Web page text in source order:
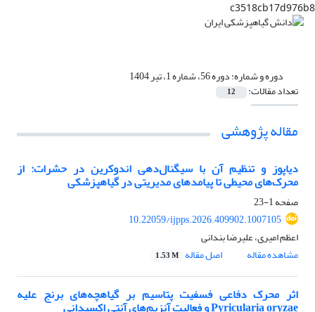
c3518cb17d976b8
دوره و شماره:دوره 56، شماره 1، تیر 1404
تعداد مقالات: 12
مقاله پژوهشی
دیاپوز و تنظیم آن با سیگنال‌دهی اندوکرین در حشرات: از
محرک‌های محیطی تا پیامدهای مدیریتی در گیاهپزشکی
صفحه1-23
10.22059/ijpps.2026.409902.1007105
اعظم امیری، علیرضا بندانی
مشاهده مقاله
اصل مقاله 1.53 M
اثر محرک دفاعی فسفیت پتاسیم بر گیاهچه‌های برنج علیه